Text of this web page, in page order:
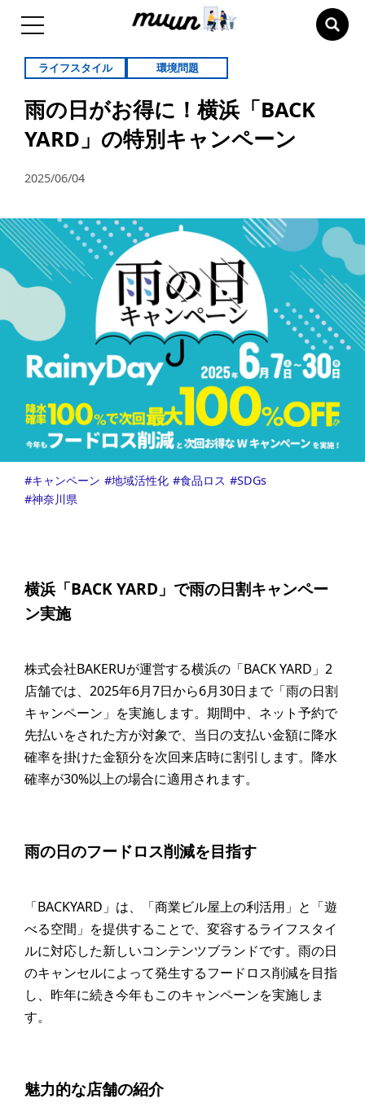
ライフスタイル 環境問題
雨の日がお得に！横浜「BACK
YARD」の特別キャンペーン
2025/06/04
キャンペーン 地域活性化 食品ロス
SDGs
神奈川県
横浜「BACK YARD」で雨の日割キャンペー
ン実施
株式会社BAKERUが運営する横浜の「BACK YARD」2
店舗では、2025年6月7日から6月30日まで「雨の日割
キャンペーン」を実施します。期間中、ネット予約で
先払いをされた方が対象で、当日の支払い金額に降水
確率を掛けた金額分を次回来店時に割引します。降水
確率が30%以上の場合に適用されます。
雨の日のフードロス削減を目指す
「BACKYARD」は、「商業ビル屋上の利活用」と「遊
べる空間」を提供することで、変容するライフスタイ
ルに対応した新しいコンテンツブランドです。雨の日
のキャンセルによって発生するフードロス削減を目指
し、昨年に続き今年もこのキャンペーンを実施しま
す。
魅力的な店舗の紹介